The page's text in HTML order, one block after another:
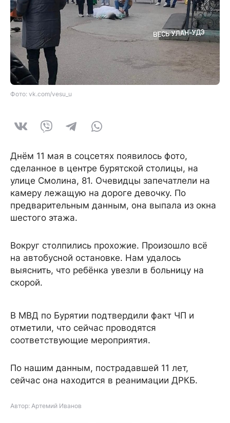
Фото: vk.com/vesu_u
Днём 11 мая в соцсетях появилось фото,
сделанное в центре бурятской столицы, на
улице Смолина, 81. Очевидцы запечатлели на
камеру лежащую на дороге девочку. По
предварительным данным, она выпала из окна
шестого этажа.
Вокруг столпились прохожие. Произошло всё
на автобусной остановке. Нам удалось
выяснить, что ребёнка увезли в больницу на
скорой.
В МВД по Бурятии подтвердили факт ЧП и
отметили, что сейчас проводятся
соответствующие мероприятия.
По нашим данным, пострадавшей 11 лет,
сейчас она находится в реанимации ДРКБ.
Автор: Артемий Иванов